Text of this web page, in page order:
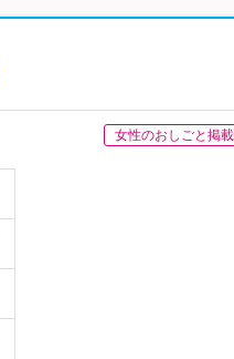
女性のおしごと掲